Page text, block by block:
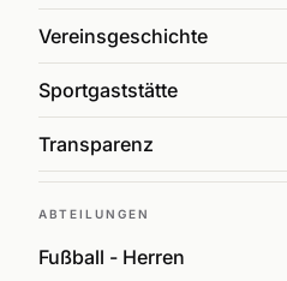
Vereinsgeschichte
Sportgaststätte
Transparenz
ABTEILUNGEN
Fußball - Herren